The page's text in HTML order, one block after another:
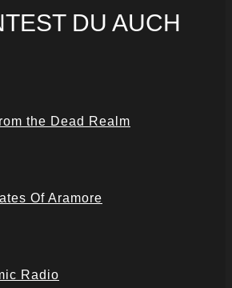
DU AUCH
the Dead Realm
Of Aramore
Radio